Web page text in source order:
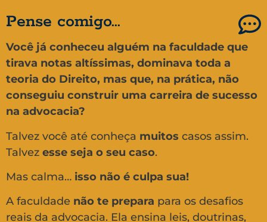
Pense comigo...
Você já conheceu alguém na faculdade que
tirava notas altíssimas, dominava toda a
teoria do Direito, mas que, na prática, não
conseguiu construir uma carreira de sucesso
na advocacia?
Talvez você até conheça muitos casos assim.
Talvez esse seja o seu caso.
Mas calma… isso não é culpa sua!
A faculdade não te prepara para os desafios
reais da advocacia. Ela ensina leis, doutrinas,